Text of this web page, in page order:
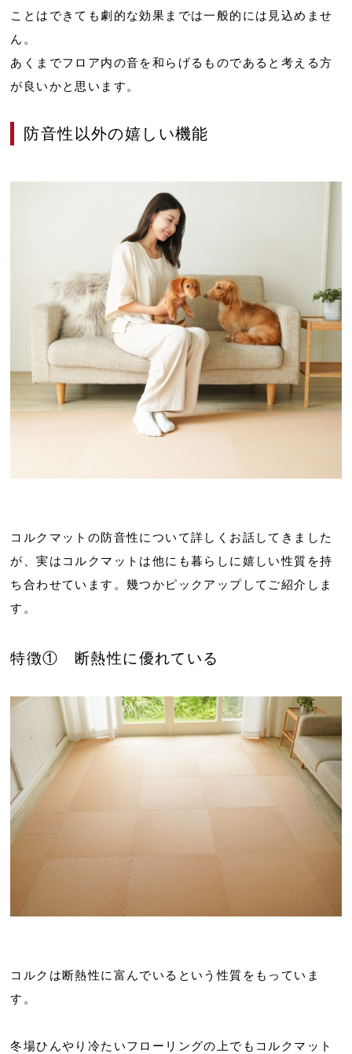
ことはできても劇的な効果までは一般的には見込めませ
ん。
あくまでフロア内の音を和らげるものであると考える方
が良いかと思います。
防音性以外の嬉しい機能
コルクマットの防音性について詳しくお話してきました
が、実はコルクマットは他にも暮らしに嬉しい性質を持
ち合わせています。幾つかピックアップしてご紹介しま
す。
特徴① 断熱性に優れている
コルクは断熱性に富んでいるという性質をもっていま
す。
冬場ひんやり冷たいフローリングの上でもコルクマット